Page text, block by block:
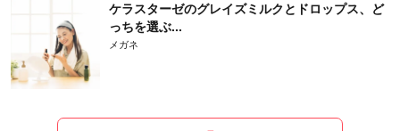
ケラスターゼのグレイズミルクとドロップス、ど
っちを選ぶ...
メガネ